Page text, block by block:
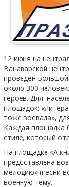
12 июня на
Ванаварской
проведен
около 300
героев. Для
площадок:
тоже воевала»,
Каждая площадка
стиле, который
На площадке «А
предоставлена
мелодию» (песни
военную тему.